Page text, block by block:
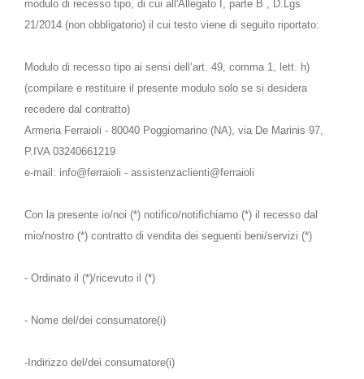
modulo di recesso tipo, di cui all'Allegato I, parte B , D.Lgs
21/2014 (non obbligatorio) il cui testo viene di seguito riportato:
Modulo di recesso tipo ai sensi dell’art. 49, comma 1, lett. h)
(compilare e restituire il presente modulo solo se si desidera
recedere dal contratto)
Armeria Ferraioli - 80040 Poggiomarino (NA), via De Marinis 97,
P.IVA 03240661219
e-mail: info@ferraioli - assistenzaclienti@ferraioli
Con la presente io/noi (*) notifico/notifichiamo (*) il recesso dal
mio/nostro (*) contratto di vendita dei seguenti beni/servizi (*)
- Ordinato il (*)/ricevuto il (*)
- Nome del/dei consumatore(i)
-Indirizzo del/dei consumatore(i)